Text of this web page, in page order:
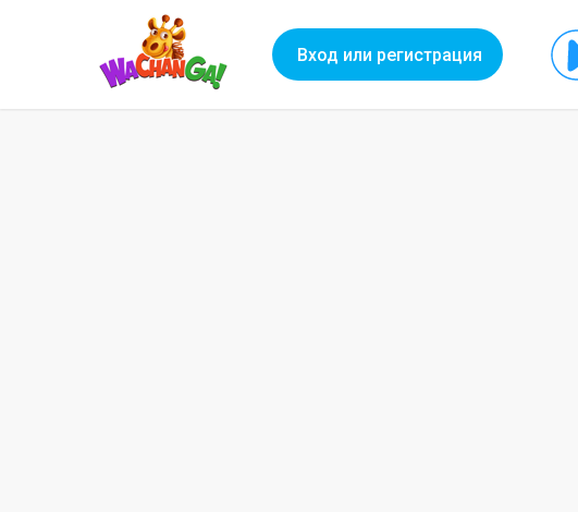
Вход или регистрация